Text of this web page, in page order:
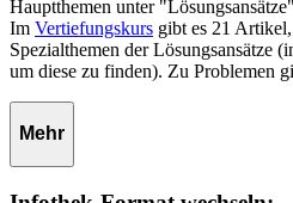
Hauptthemen unter
Im Vertiefungskurs gibt es 21
Spezialthemen der Lösungsansätze
um diese zu finden). Zu Problemen
Mehr